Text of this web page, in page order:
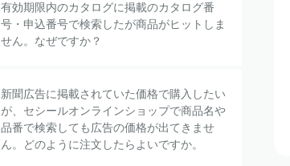
有効期限内のカタログに掲載のカタログ番
号・申込番号で検索したが商品がヒットしま
せん。なぜですか？
新聞広告に掲載されていた価格で購入したい
が、セシールオンラインショップで商品名や
品番で検索しても広告の価格が出てきませ
ん。どのように注文したらよいですか。